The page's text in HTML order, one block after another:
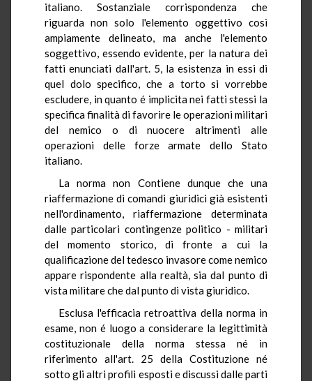
italiano. Sostanziale corrispondenza che
riguarda non solo l'elemento oggettivo così
ampiamente delineato, ma anche l'elemento
soggettivo, essendo evidente, per la natura dei
fatti enunciati dall'art. 5, la esistenza in essi di
quel dolo specifico, che a torto si vorrebbe
escludere, in quanto é implicita nei fatti stessi la
specifica finalità di favorire le operazioni militari
del nemico o di nuocere altrimenti alle
operazioni delle forze armate dello Stato
italiano.
La norma non Contiene dunque che una
riaffermazione di comandi giuridici già esistenti
nell'ordinamento, riaffermazione determinata
dalle particolari contingenze politico - militari
del momento storico, di fronte a cui la
qualificazione del tedesco invasore come nemico
appare rispondente alla realtà, sia dal punto di
vista militare che dal punto di vista giuridico.
Esclusa l'efficacia retroattiva della norma in
esame, non é luogo a considerare la legittimità
costituzionale della norma stessa né in
riferimento all'art. 25 della Costituzione né
sotto gli altri profili esposti e discussi dalle parti